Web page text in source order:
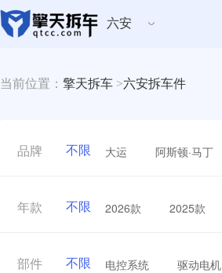
六安
当前位置： 擎天拆车 >六安拆车件
品牌 不限 大运 阿斯顿·马丁
年款 不限 2026款 2025款
部件 不限 电控系统 驱动电机